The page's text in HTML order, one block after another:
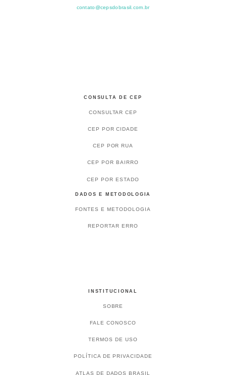
contato@cepsdobrasil.com.br
CONSULTA DE CEP
CONSULTAR CEP
CEP POR CIDADE
CEP POR RUA
CEP POR BAIRRO
CEP POR ESTADO
DADOS E METODOLOGIA
FONTES E METODOLOGIA
REPORTAR ERRO
INSTITUCIONAL
SOBRE
FALE CONOSCO
TERMOS DE USO
POLÍTICA DE PRIVACIDADE
ATLAS DE DADOS BRASIL